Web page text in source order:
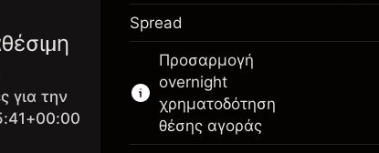
για την
Αυτό το χρηματοοικονομικό
διαθέσιμο για
Knock-outs.
Μάθετε περισσότερα σχετικά
CFDs
Spread
Προσαρμογή
overnight
χρηματοδότηση
θέσης αγοράς